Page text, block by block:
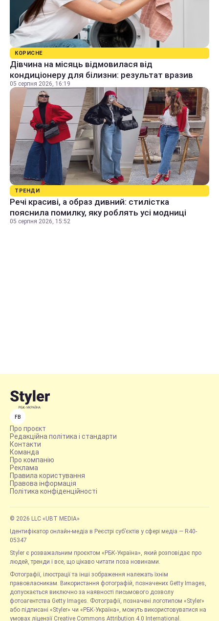
КОРИСНЕ
Дівчина на місяць відмовилася від
кондиціонеру для білизни: результат вразив
05 серпня 2026, 16:19
ТРЕНДИ
Речі красиві, а образ дивний: стилістка
пояснила помилку, яку роблять усі модниці
05 серпня 2026, 15:52
FB
Про проєкт
Редакційна політика і стандарти
Контакти
Команда
Про компанію
Реклама
Правила користування
Правова інформація
Політика конфіденційності
© 2026 LLC «UBT MEDIA»
Ідентифікатор онлайн-медіа в Реєстрі суб’єктів у сфері медіа — R40-
05347
Styler є розважальним проєктом «РБК-Україна», який розповідає про
людей, тренди і все, що цікаво читати поза новинами.
Фотографії, ілюстрації та інші зображення належать їхнім
правовласникам. Використання фотографій, позначених Getty Images,
допускається виключно за наявності письмового дозволу
фотоагентства Getty Images. Фотографії, позначені логотипом «Styler»
або підписані «Styler» чи «РБК-Україна», можуть використовуватися на
умовах ліцензії Creative Commons Attribution 4.0 International.